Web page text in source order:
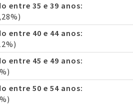
entre 35 e 39 anos:
entre 40 e 44 anos:
entre 45 e 49 anos:
entre 50 e 54 anos: